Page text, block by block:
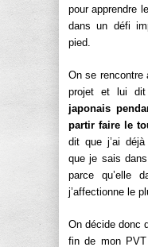
pour apprendre
dans un défi
pied.
On se rencontre
projet et lui
japonais
partir faire le
dit que j’ai
que je sais
parce qu’elle
j’affectionne le
On décide donc
fin de mon